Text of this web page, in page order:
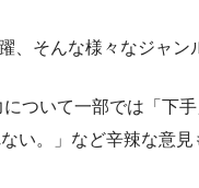
、そんな様々なジャ
ついて一部では「下
い。」など辛辣な意見